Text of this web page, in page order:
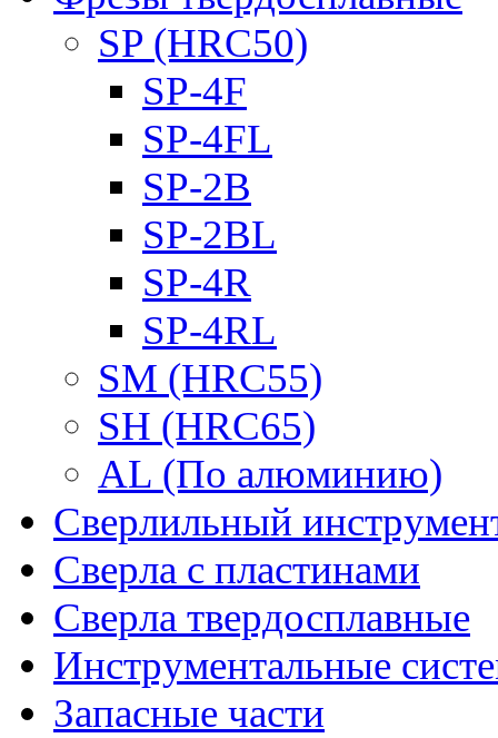
SP (HRC50)
SP-4F
SP-4FL
SP-2B
SP-2BL
SP-4R
SP-4RL
SM (HRC55)
SH (HRC65)
AL (По алюминию)
Сверлильный
Сверла с пластинами
Сверла твердосплавные
Инструментальные
Запасные части